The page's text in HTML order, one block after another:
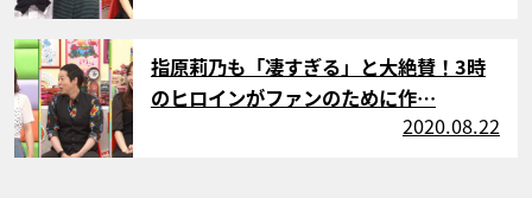
サムネイル
指原莉乃も「凄すぎる」と大絶賛！3時
のヒロインがファンのために作…
2020.08.22